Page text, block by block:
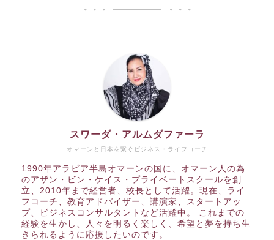
オマーンと日本を繋ぐビジネス・ライフコーチ
スワーダ・アルムダファーラ
1990年アラビア半島オマーンの国に、オマーン人の為
のアザン・ビン・ケイス・プライベートスクールを創
立、2010年まで経営者、校長として活躍。現在、ライ
フコーチ、教育アドバイザー、講演家、スタートアッ
プ、ビジネスコンサルタントなど活躍中。 これまでの
経験を生かし、人々を明るく楽しく、希望と夢を持ち生
きられるように応援したいのです。